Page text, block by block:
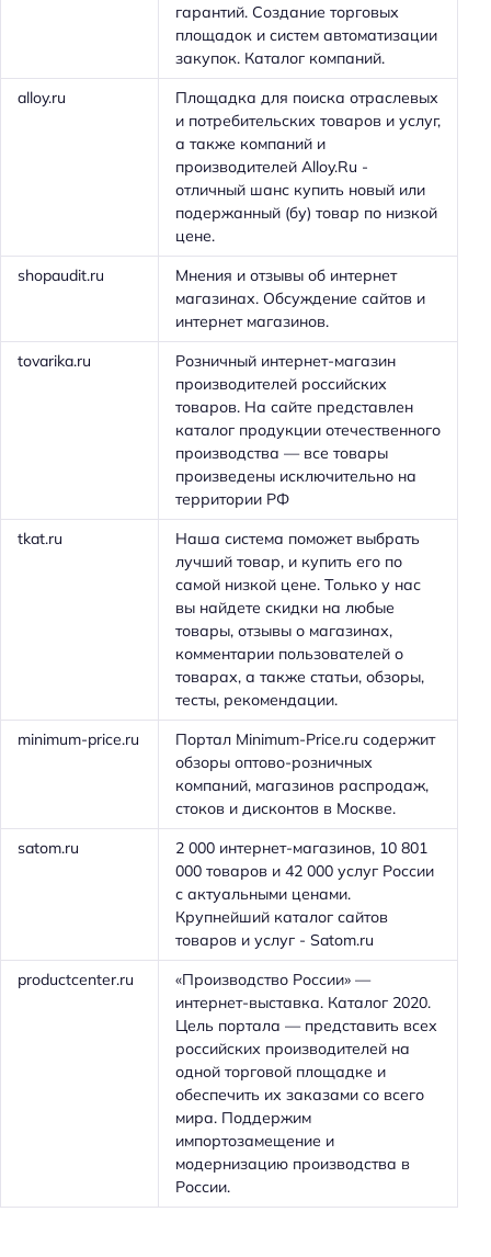
гарантий. Создание торговых
площадок и систем автоматизации
закупок. Каталог компаний.
alloy.ru
Площадка для поиска отраслевых
и потребительских товаров и услуг,
а также компаний и
производителей Alloy.Ru -
отличный шанс купить новый или
подержанный (бу) товар по низкой
цене.
shopaudit.ru
Мнения и отзывы об интернет
магазинах. Обсуждение сайтов и
интернет магазинов.
tovarika.ru
Розничный интернет-магазин
производителей российских
товаров. На сайте представлен
каталог продукции отечественного
производства — все товары
произведены исключительно на
территории РФ
tkat.ru
Наша система поможет выбрать
лучший товар, и купить его по
самой низкой цене. Только у нас
вы найдете скидки на любые
товары, отзывы о магазинах,
комментарии пользователей о
товарах, а также статьи, обзоры,
тесты, рекомендации.
minimum-price.ru
Портал Minimum-Price.ru содержит
обзоры оптово-розничных
компаний, магазинов распродаж,
стоков и дисконтов в Москве.
satom.ru
2 000 интернет-магазинов, 10 801
000 товаров и 42 000 услуг России
с актуальными ценами.
Крупнейший каталог сайтов
товаров и услуг - Satom.ru
productcenter.ru
«Производство России» —
интернет-выставка. Каталог 2020.
Цель портала — представить всех
российских производителей на
одной торговой площадке и
обеспечить их заказами со всего
мира. Поддержим
импортозамещение и
модернизацию производства в
России.